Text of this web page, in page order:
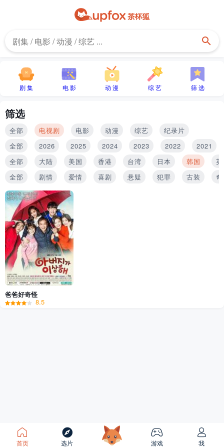
剧 集 电 影 动 漫 综 艺 筛 选
筛选
全部 电视剧 电影 动漫 综艺
纪录片
全部
2026 2025 2024 2023 2022
2021
全部
大陆 美国 香港 台湾 日本 韩国
全部
剧情 爱情 喜剧 悬疑 犯罪 古装
爸爸好奇怪
8.5
首页 选片 游戏 我